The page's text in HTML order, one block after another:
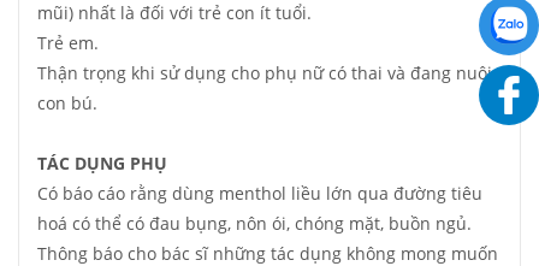
mũi) nhất là đối với trẻ con ít tuổi.
Trẻ em.
Thận trọng khi sử dụng cho phụ nữ có thai và đang nuôi
con bú.
TÁC DỤNG PHỤ
Có báo cáo rằng dùng menthol liều lớn qua đường tiêu
hoá có thể có đau bụng, nôn ói, chóng mặt, buồn ngủ.
Thông báo cho bác sĩ những tác dụng không mong muốn